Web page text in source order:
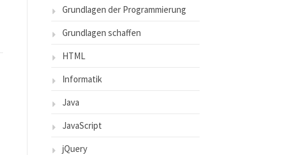
Grundlagen der Programmierung
Grundlagen schaffen
HTML
Informatik
Java
JavaScript
jQuery